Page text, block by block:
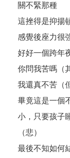
關不緊那種
這挫得是抑揚
感覺後座力很
好好一個跨年
你問我苦嗎（
我還真不苦（
畢竟這是一個
小，只要孩子
（悲）
最後不知如何